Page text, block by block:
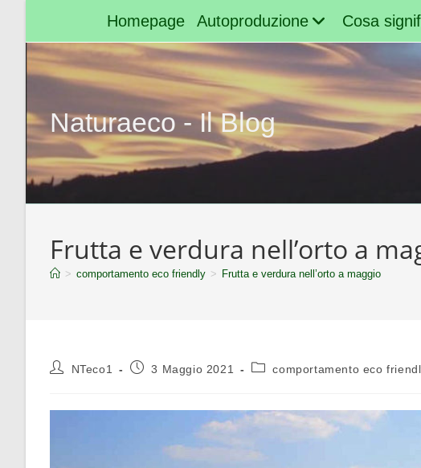
Homepage Autoproduzione Cosa
Naturaeco - Il Blog
Frutta e verdura nell’orto a
> comportamento eco friendly > Frutta e verdura nell’orto a maggio
NTeco1 3 Maggio 2021 comportamento eco